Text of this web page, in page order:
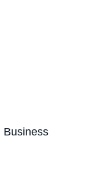
Business